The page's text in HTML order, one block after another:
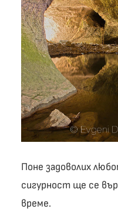
Поне задоволих
сигурност ще се
време.